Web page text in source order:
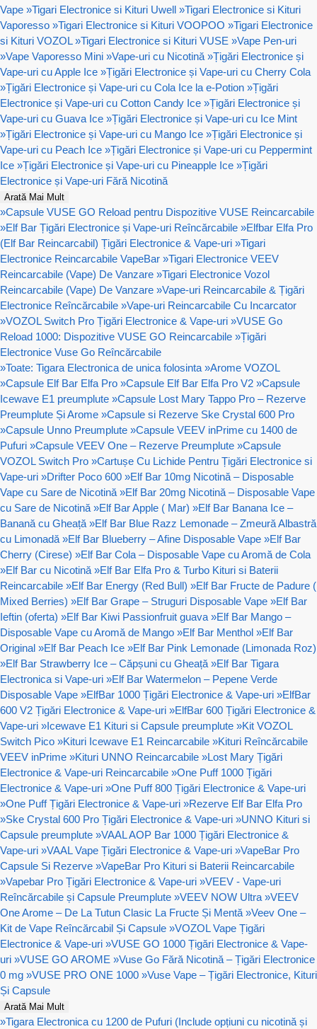
Vape »Tigari Electronice si Kituri Uwell »Tigari Electronice si Kituri
Vaporesso »Tigari Electronice si Kituri VOOPOO »Tigari Electronice
si Kituri VOZOL »Tigari Electronice si Kituri VUSE »Vape Pen-uri
»Vape Vaporesso Mini »Vape-uri cu Nicotină »Țigări Electronice și
Vape-uri cu Apple Ice »Țigări Electronice și Vape-uri cu Cherry Cola
»Țigări Electronice și Vape-uri cu Cola Ice la e-Potion »Țigări
Electronice și Vape-uri cu Cotton Candy Ice »Țigări Electronice și
Vape-uri cu Guava Ice »Țigări Electronice și Vape-uri cu Ice Mint
»Țigări Electronice și Vape-uri cu Mango Ice »Țigări Electronice și
Vape-uri cu Peach Ice »Țigări Electronice și Vape-uri cu Peppermint
Ice »Țigări Electronice și Vape-uri cu Pineapple Ice »Țigări
Electronice și Vape-uri Fără Nicotină
Arată Mai Mult
»Capsule VUSE GO Reload pentru Dispozitive VUSE Reincarcabile
»Elf Bar Țigări Electronice și Vape-uri Reîncărcabile »Elfbar Elfa Pro
(Elf Bar Reincarcabil) Țigări Electronice & Vape-uri »Tigari
Electronice Reincarcabile VapeBar »Tigari Electronice VEEV
Reincarcabile (Vape) De Vanzare »Tigari Electronice Vozol
Reincarcabile (Vape) De Vanzare »Vape-uri Reincarcabile & Țigări
Electronice Reîncărcabile »Vape-uri Reincarcabile Cu Incarcator
»VOZOL Switch Pro Țigări Electronice & Vape-uri »VUSE Go
Reload 1000: Dispozitive VUSE GO Reincarcabile »Țigări
Electronice Vuse Go Reîncărcabile
»Toate: Tigara Electronica de unica folosinta »Arome VOZOL
»Capsule Elf Bar Elfa Pro »Capsule Elf Bar Elfa Pro V2 »Capsule
Icewave E1 preumplute »Capsule Lost Mary Tappo Pro – Rezerve
Preumplute Și Arome »Capsule si Rezerve Ske Crystal 600 Pro
»Capsule Unno Preumplute »Capsule VEEV inPrime cu 1400 de
Pufuri »Capsule VEEV One – Rezerve Preumplute »Capsule
VOZOL Switch Pro »Cartușe Cu Lichide Pentru Țigări Electronice si
Vape-uri »Drifter Poco 600 »Elf Bar 10mg Nicotină – Disposable
Vape cu Sare de Nicotină »Elf Bar 20mg Nicotină – Disposable Vape
cu Sare de Nicotină »Elf Bar Apple ( Mar) »Elf Bar Banana Ice –
Banană cu Gheață »Elf Bar Blue Razz Lemonade – Zmeură Albastră
cu Limonadă »Elf Bar Blueberry – Afine Disposable Vape »Elf Bar
Cherry (Cirese) »Elf Bar Cola – Disposable Vape cu Aromă de Cola
»Elf Bar cu Nicotină »Elf Bar Elfa Pro & Turbo Kituri si Baterii
Reincarcabile »Elf Bar Energy (Red Bull) »Elf Bar Fructe de Padure (
Mixed Berries) »Elf Bar Grape – Struguri Disposable Vape »Elf Bar
Ieftin (oferta) »Elf Bar Kiwi Passionfruit guava »Elf Bar Mango –
Disposable Vape cu Aromă de Mango »Elf Bar Menthol »Elf Bar
Original »Elf Bar Peach Ice »Elf Bar Pink Lemonade (Limonada Roz)
»Elf Bar Strawberry Ice – Căpșuni cu Gheață »Elf Bar Tigara
Electronica si Vape-uri »Elf Bar Watermelon – Pepene Verde
Disposable Vape »ElfBar 1000 Țigări Electronice & Vape-uri »ElfBar
600 V2 Țigări Electronice & Vape-uri »ElfBar 600 Țigări Electronice &
Vape-uri »Icewave E1 Kituri si Capsule preumplute »Kit VOZOL
Switch Pico »Kituri Icewave E1 Reincarcabile »Kituri Reîncărcabile
VEEV inPrime »Kituri UNNO Reincarcabile »Lost Mary Țigări
Electronice & Vape-uri Reincarcabile »One Puff 1000 Țigări
Electronice & Vape-uri »One Puff 800 Țigări Electronice & Vape-uri
»One Puff Țigări Electronice & Vape-uri »Rezerve Elf Bar Elfa Pro
»Ske Crystal 600 Pro Țigări Electronice & Vape-uri »UNNO Kituri si
Capsule preumplute »VAAL AOP Bar 1000 Țigări Electronice &
Vape-uri »VAAL Vape Țigări Electronice & Vape-uri »VapeBar Pro
Capsule Si Rezerve »VapeBar Pro Kituri si Baterii Reincarcabile
»Vapebar Pro Țigări Electronice & Vape-uri »VEEV - Vape-uri
Reîncărcabile și Capsule Preumplute »VEEV NOW Ultra »VEEV
One Arome – De La Tutun Clasic La Fructe Și Mentă »Veev One –
Kit de Vape Reîncărcabil Și Capsule »VOZOL Vape Țigări
Electronice & Vape-uri »VUSE GO 1000 Țigări Electronice & Vape-
uri »VUSE GO AROME »Vuse Go Fără Nicotină – Țigări Electronice
0 mg »VUSE PRO ONE 1000 »Vuse Vape – Țigări Electronice, Kituri
Și Capsule
Arată Mai Mult
»Tigara Electronica cu 1200 de Pufuri (Include opțiuni cu nicotină și